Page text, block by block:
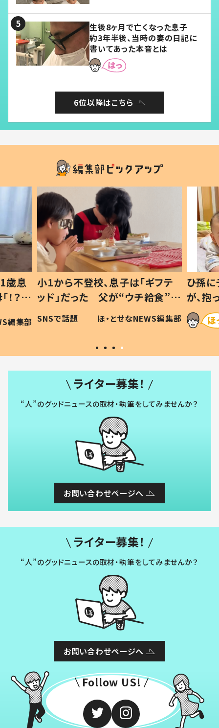
生後8ヶ月で亡くなった息子
約3年半後、当時の妻の日記に
書いてあった本音とは
6位以降はこちら
歳息
？」
編集部
小1から不登校、息子は「ギフテ
ッド」だった 父が“ウチ給食”を
作り続ける理由とは #令和の親
#令和の子
SNSで話題 ほ・とせなNEWS編集部
ひ孫
が、
「涙が
い」
ライター募集！
“人”のグッドニュースの取材・執筆をしてみませんか？
お問い合わせページへ
ライター募集！
“人”のグッドニュースの取材・執筆をしてみませんか？
お問い合わせページへ
Follow US!